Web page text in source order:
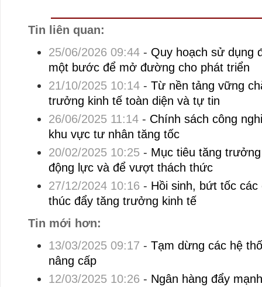
Tin liên quan:
25/06/2026 09:44- Quy hoạch sử dụng
một bước để mở đường cho phát triển
21/10/2025 10:14- Từ nền tảng vững
trưởng kinh tế toàn diện và tự tin
26/06/2025 11:14- Chính sách công
khu vực tư nhân tăng tốc
20/02/2025 10:25- Mục tiêu tăng
động lực và để vượt thách thức
27/12/2024 10:16 - Hồi sinh, bứt tốc
thúc đẩy tăng trưởng kinh tế
Tin mới hơn:
13/03/2025 09:17 - Tạm dừng các hệ
nâng cấp
12/03/2025 10:26 - Ngân hàng đẩy